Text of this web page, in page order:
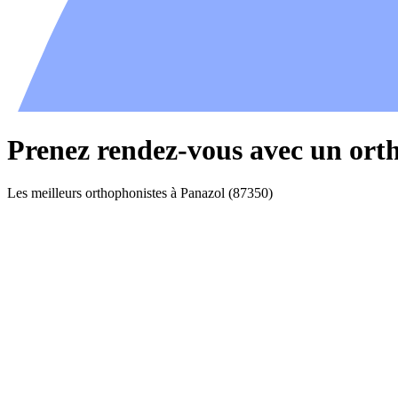
Prenez rendez-vous avec un
Les meilleurs orthophonistes à Panazol (87350)